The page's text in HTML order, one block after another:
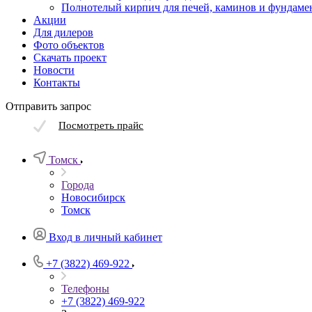
Полнотелый кирпич для печей, каминов и
Акции
Для дилеров
Фото объектов
Скачать проект
Новости
Контакты
Отправить запрос
Посмотреть прайс
Томск
Города
Новосибирск
Томск
Вход в личный кабинет
+7 (3822) 469-922
Телефоны
+7 (3822) 469-922